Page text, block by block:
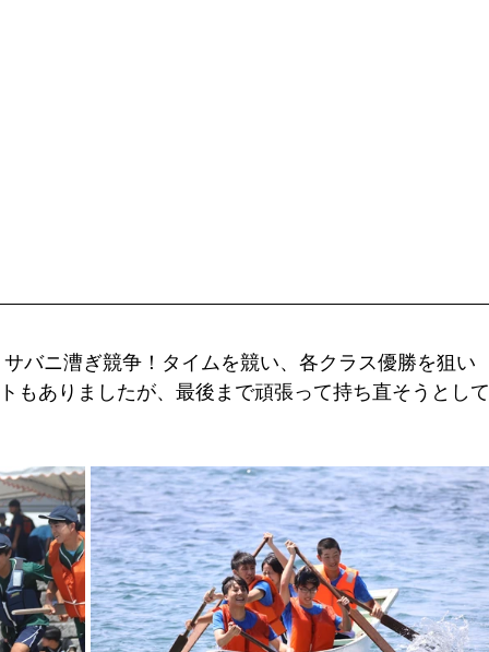
バニ漕ぎ競争！タイムを競い、各クラス優勝を狙い
もありましたが、最後まで頑張って持ち直そうとして